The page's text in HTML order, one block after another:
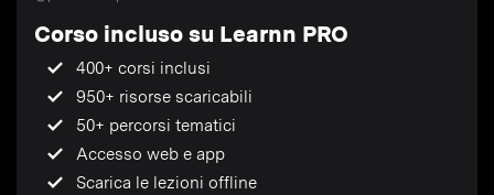
Corso incluso su Learnn PRO
400+ corsi inclusi
950+ risorse scaricabili
50+ percorsi tematici
Accesso web e app
Scarica le lezioni offline